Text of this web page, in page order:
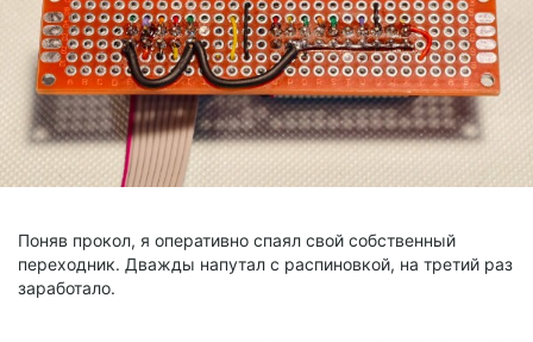
Поняв прокол, я оперативно спаял свой собственный
переходник. Дважды напутал с распиновкой, на третий раз
заработало.